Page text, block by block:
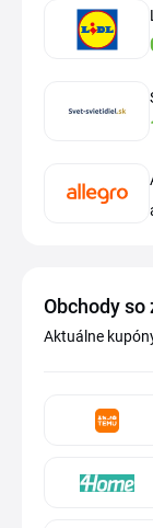
Obchody
Aktuálne